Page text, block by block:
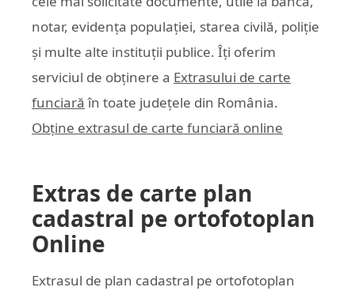
notar, evidența populației, starea civilă, poliție
și multe alte instituții publice. Îți oferim
serviciul de obținere a Extrasului de carte
funciară în toate județele din România.
Obține extrasul de carte funciară online
Extras de carte plan
cadastral pe ortofotoplan
Online
Extrasul de plan cadastral pe ortofotoplan